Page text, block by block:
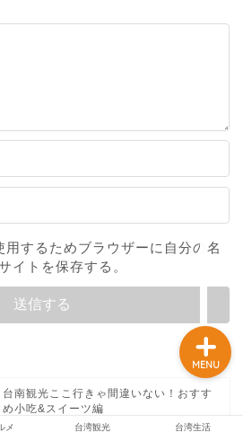
用するためブラウザーに自分の名
イトを保存する。
台南観光ここ行きゃ間違いない！おすす
め小吃&スイーツ編
メ 台湾観光 台湾生活
MENU
台湾生活